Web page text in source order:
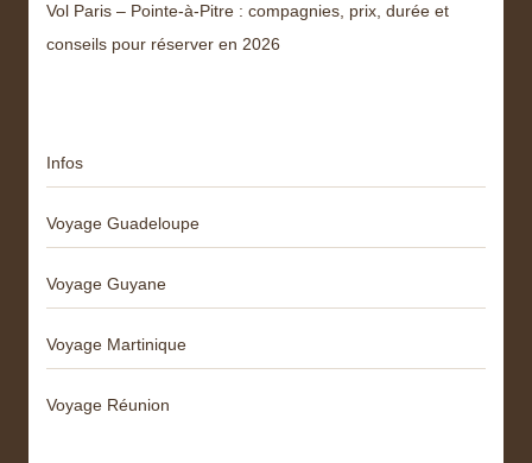
Vol Paris – Pointe-à-Pitre : compagnies, prix, durée et
conseils pour réserver en 2026
Infos
Voyage Guadeloupe
Voyage Guyane
Voyage Martinique
Voyage Réunion